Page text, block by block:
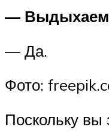
— Выдыхаем
— Да.
Фото:
Поскольку вы